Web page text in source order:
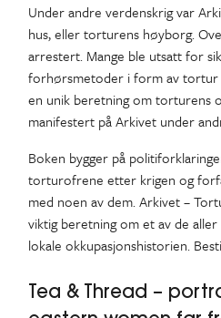
Under andre verdenskrig var
hus, eller torturens høyborg.
arrestert. Mange ble utsatt for
forhørsmetoder i form av tortur
en unik beretning om torturens
manifestert på Arkivet under
Boken bygger på
torturofrene etter krigen og
med noen av dem. Arkivet –
viktig beretning om et av de
lokale okkupasjonshistorien.
Tea & Thread –